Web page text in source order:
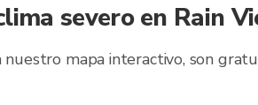
severo en Rain
mapa interactivo, son